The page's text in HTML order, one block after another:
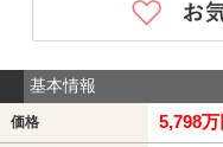
基本情報
価格 5,798万